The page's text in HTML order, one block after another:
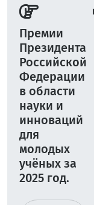
Премии
Президента
Российской
Федерации
в области
науки и
инноваций
для
молодых
учёных за
2025 год.